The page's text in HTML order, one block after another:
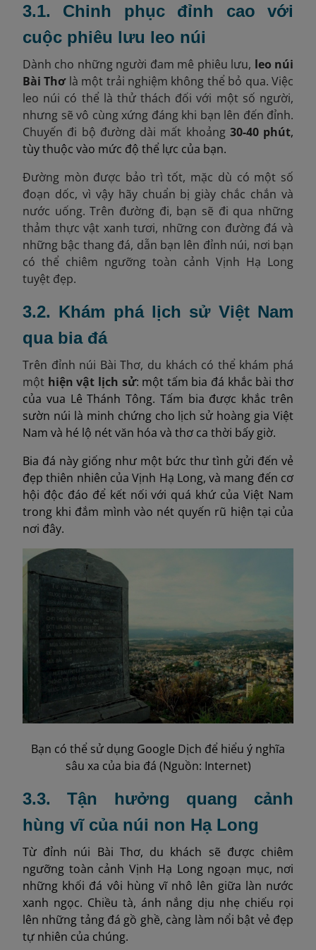
3.1. Chinh phục đỉnh cao với
cuộc phiêu lưu leo núi
Dành cho những người đam mê phiêu lưu, leo núi
Bài Thơ là một trải nghiệm không thể bỏ qua. Việc
leo núi có thể là thử thách đối với một số người,
nhưng sẽ vô cùng xứng đáng khi bạn lên đến đỉnh.
Chuyến đi bộ đường dài mất khoảng 30-40 phút,
tùy thuộc vào mức độ thể lực của bạn.
Đường mòn được bảo trì tốt, mặc dù có một số
đoạn dốc, vì vậy hãy chuẩn bị giày chắc chắn và
nước uống. Trên đường đi, bạn sẽ đi qua những
thảm thực vật xanh tươi, những con đường đá và
những bậc thang đá, dẫn bạn lên đỉnh núi, nơi bạn
có thể chiêm ngưỡng toàn cảnh Vịnh Hạ Long
tuyệt đẹp.
3.2. Khám phá lịch sử Việt Nam
qua bia đá
Trên đỉnh núi Bài Thơ, du khách có thể khám phá
một hiện vật lịch sử: một tấm bia đá khắc bài thơ
của vua Lê Thánh Tông. Tấm bia được khắc trên
sườn núi là minh chứng cho lịch sử hoàng gia Việt
Nam và hé lộ nét văn hóa và thơ ca thời bấy giờ.
Bia đá này giống như một bức thư tình gửi đến vẻ
đẹp thiên nhiên của Vịnh Hạ Long, và mang đến cơ
hội độc đáo để kết nối với quá khứ của Việt Nam
trong khi đắm mình vào nét quyến rũ hiện tại của
nơi đây.
Bạn có thể sử dụng Google Dịch để hiểu ý nghĩa
sâu xa của bia đá (Nguồn: Internet)
3.3. Tận hưởng quang cảnh
hùng vĩ của núi non Hạ Long
Từ đỉnh núi Bài Thơ, du khách sẽ được chiêm
ngưỡng toàn cảnh Vịnh Hạ Long ngoạn mục, nơi
những khối đá vôi hùng vĩ nhô lên giữa làn nước
xanh ngọc. Chiều tà, ánh nắng dịu nhẹ chiếu rọi
lên những tảng đá gồ ghề, càng làm nổi bật vẻ đẹp
tự nhiên của chúng.